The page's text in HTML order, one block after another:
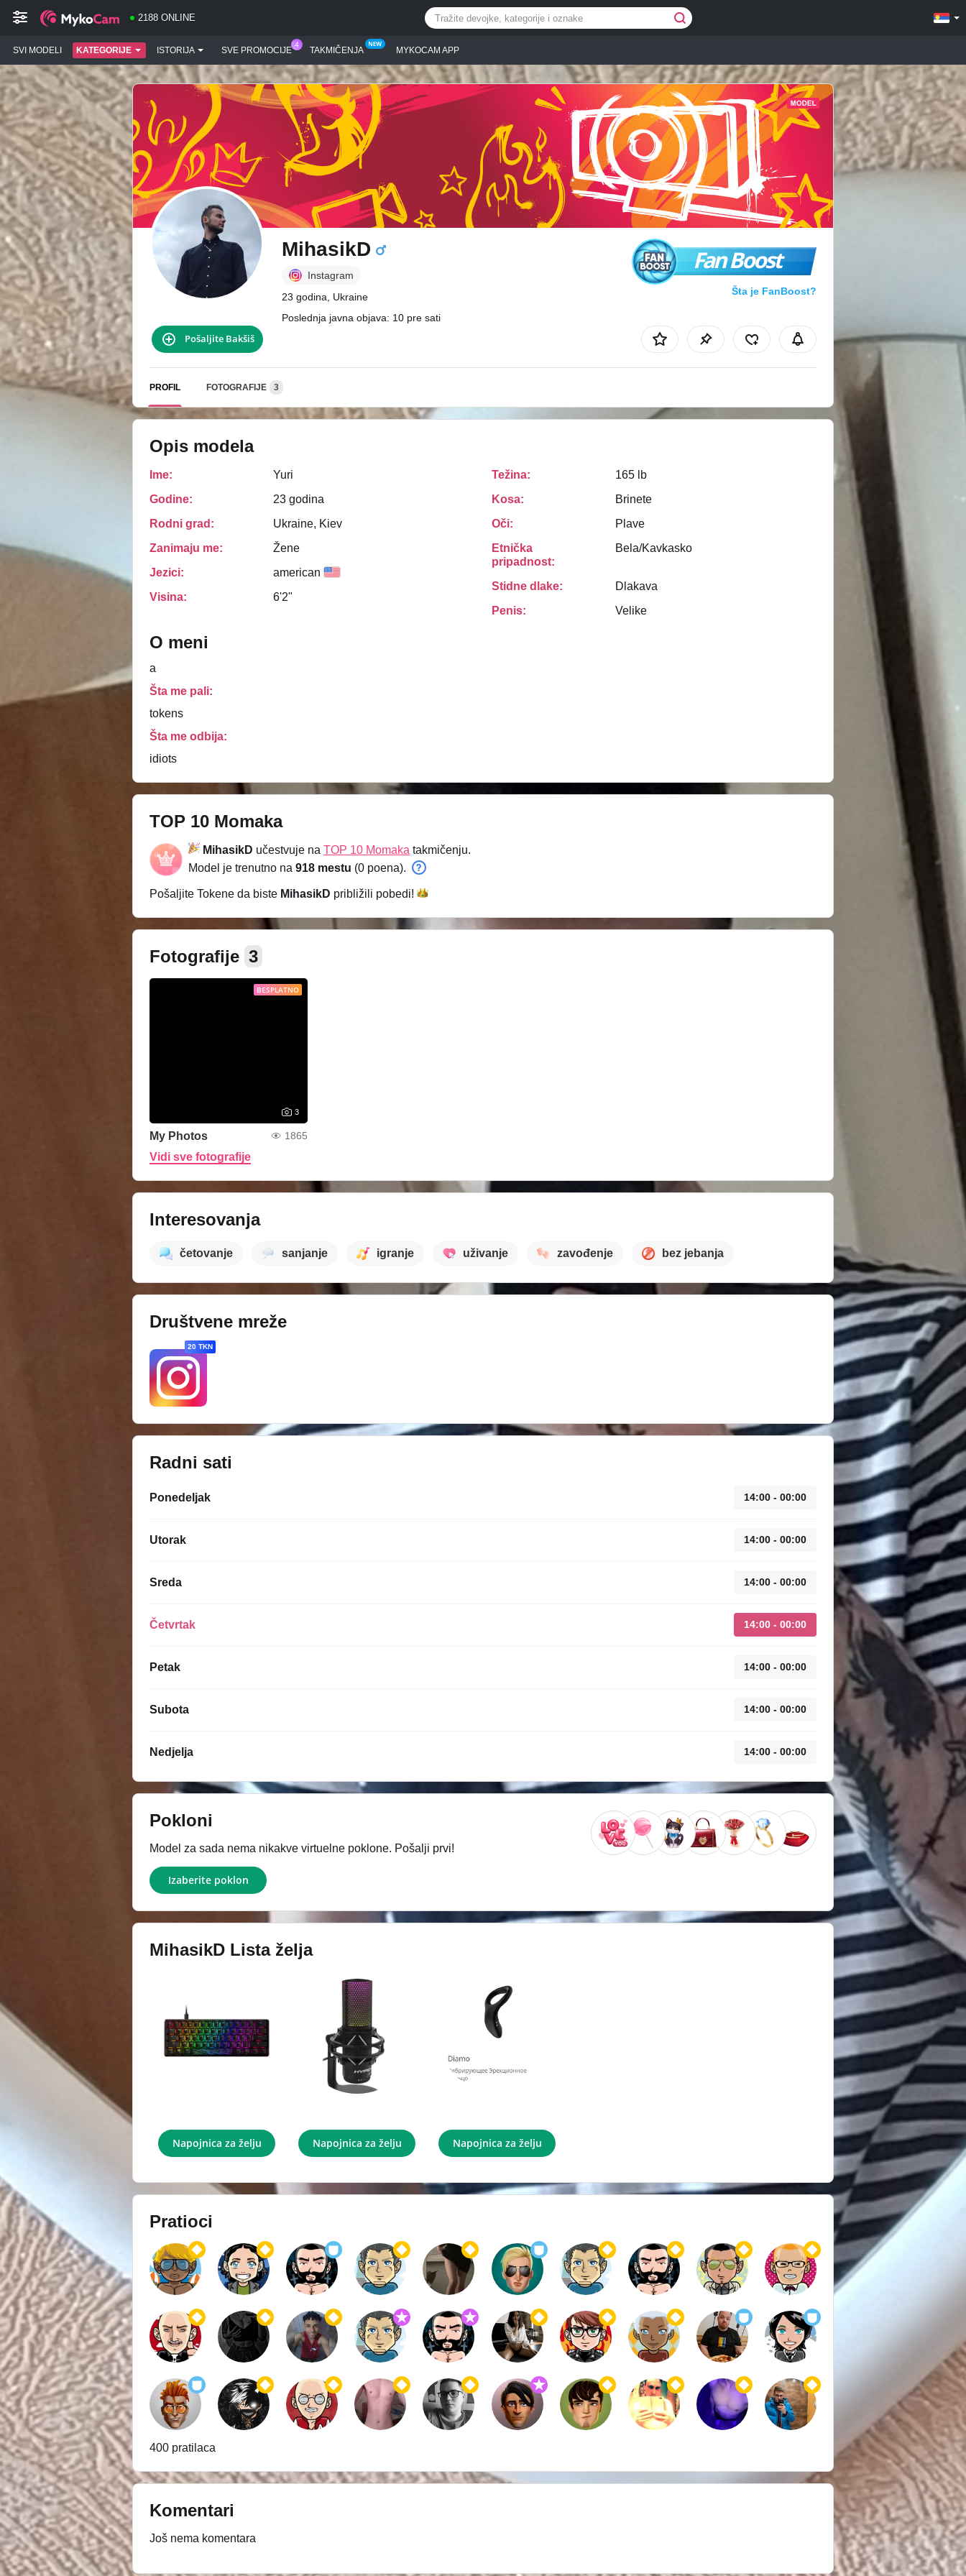
2188 ONLINE
SVI MODELI KATEGORIJE ISTORIJA SVE PROMOCIJE TAKMIČENJA MYKOCAM APP
MihasikD
Instagram
23 godina, Ukraine
Poslednja javna objava: 10 pre sati
Fan Boost
Šta je FanBoost?
Pošaljite Bakšiš
PROFIL FOTOGRAFIJE 3
Opis modela
Ime:
Yuri
Godine:
23 godina
Rodni grad:
Ukraine, Kiev
Zanimaju me:
Žene
Jezici:
american
Visina: 6'2"
Težina:
165 lb
Kosa:
Brinete
Oči:
Plave
Etnička
pripadnost:
Bela/Kavkasko
Stidne dlake:
Dlakava
Penis:
Velike
O meni
a
Šta me pali:
tokens
Šta me odbija:
idiots
TOP 10 Momaka
MihasikD učestvuje na TOP 10 Momaka takmičenju.
Model je trenutno na 918 mestu (0 poena).
Pošaljite Tokene da biste MihasikD približili pobedi!
Fotografije 3
BESPLATNO
3
My Photos 1865
Vidi sve fotografije
Interesovanja
četovanje sanjanje igranje uživanje zavođenje bez jebanja
Društvene mreže
20 TKN
Radni sati
Ponedeljak 14:00 - 00:00
Utorak 14:00 - 00:00
Sreda 14:00 - 00:00
Četvrtak 14:00 - 00:00
Petak 14:00 - 00:00
Subota 14:00 - 00:00
Nedjelja 14:00 - 00:00
Pokloni
Model za sada nema nikakve virtuelne poklone. Pošalji prvi!
Izaberite poklon
MihasikD Lista želja
Napojnica za želju Napojnica za želju Napojnica za želju
Pratioci
400 pratilaca
Komentari
Još nema komentara